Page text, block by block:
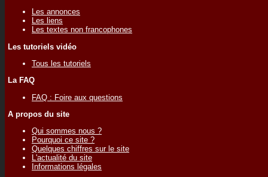
Les annonces
Les liens
Les textes non francophones
Les tutoriels vidéo
Tous les tutoriels
La FAQ
FAQ : Foire aux questions
A propos du site
Qui sommes nous ?
Pourquoi ce site ?
Quelques chiffres sur le site
L'actualité du site
Informations légales